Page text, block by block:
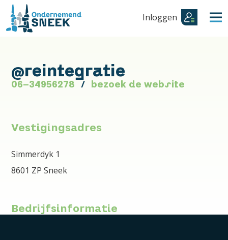
Inloggen
@reintegratie
06-34956278 bezoek de website
Vestigingsadres
Simmerdyk 1
8601 ZP Sneek
Bedrijfsinformatie